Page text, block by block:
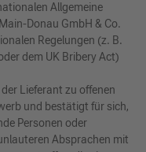
Allgemeine
Donau GmbH & Co.
Regelungen (z. B.
dem UK Bribery Act)
Lieferant zu offenen
und bestätigt für sich,
Personen oder
Absprachen mit